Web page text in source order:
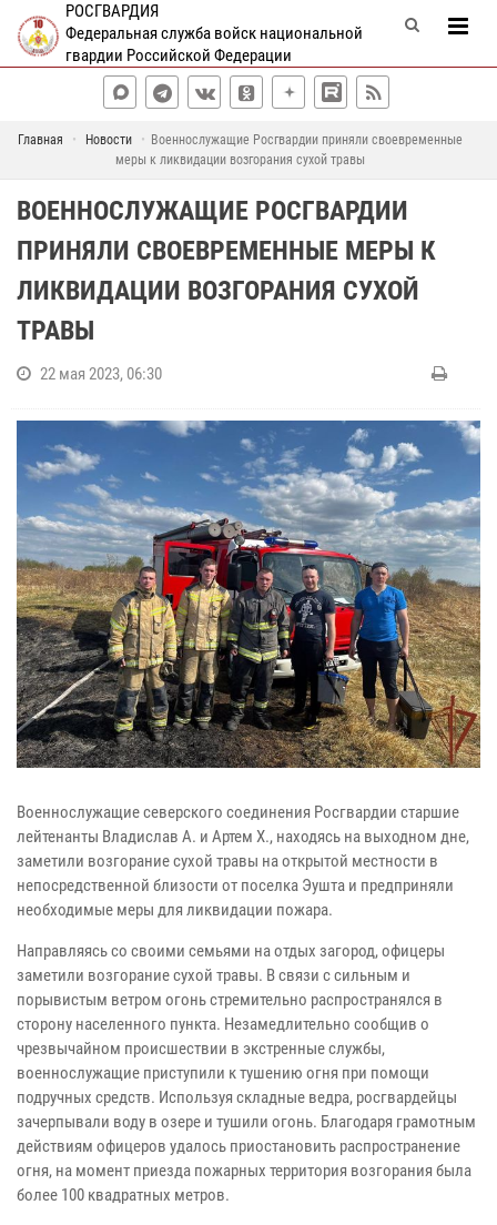
РОСГВАРДИЯ
Федеральная служба войск национальной
гвардии Российской Федерации
Главная Новости
Военнослужащие Росгвардии приняли своевременные
меры к ликвидации возгорания сухой травы
ВОЕННОСЛУЖАЩИЕ РОСГВАРДИИ
ПРИНЯЛИ СВОЕВРЕМЕННЫЕ МЕРЫ К
ЛИКВИДАЦИИ ВОЗГОРАНИЯ СУХОЙ
ТРАВЫ
22 мая 2023, 06:30
Военнослужащие северского соединения Росгвардии старшие
лейтенанты Владислав А. и Артем Х., находясь на выходном дне,
заметили возгорание сухой травы на открытой местности в
непосредственной близости от поселка Эушта и предприняли
необходимые меры для ликвидации пожара.
Направляясь со своими семьями на отдых загород, офицеры
заметили возгорание сухой травы. В связи с сильным и
порывистым ветром огонь стремительно распространялся в
сторону населенного пункта. Незамедлительно сообщив о
чрезвычайном происшествии в экстренные службы,
военнослужащие приступили к тушению огня при помощи
подручных средств. Используя складные ведра, росгвардейцы
зачерпывали воду в озере и тушили огонь. Благодаря грамотным
действиям офицеров удалось приостановить распространение
огня, на момент приезда пожарных территория возгорания была
более 100 квадратных метров.